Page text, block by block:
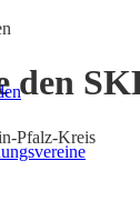
den
Pfalz-Kreis